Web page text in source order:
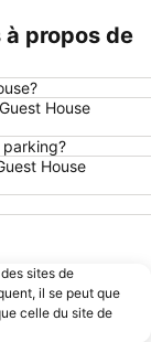
propos de
House
House
sites de
il se peut que
celle du site de